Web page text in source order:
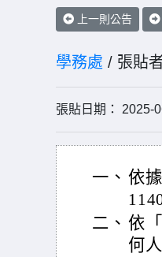
上一則公告
學務處 / 張貼
張貼日期： 2025-
一、 依
二、 依
何